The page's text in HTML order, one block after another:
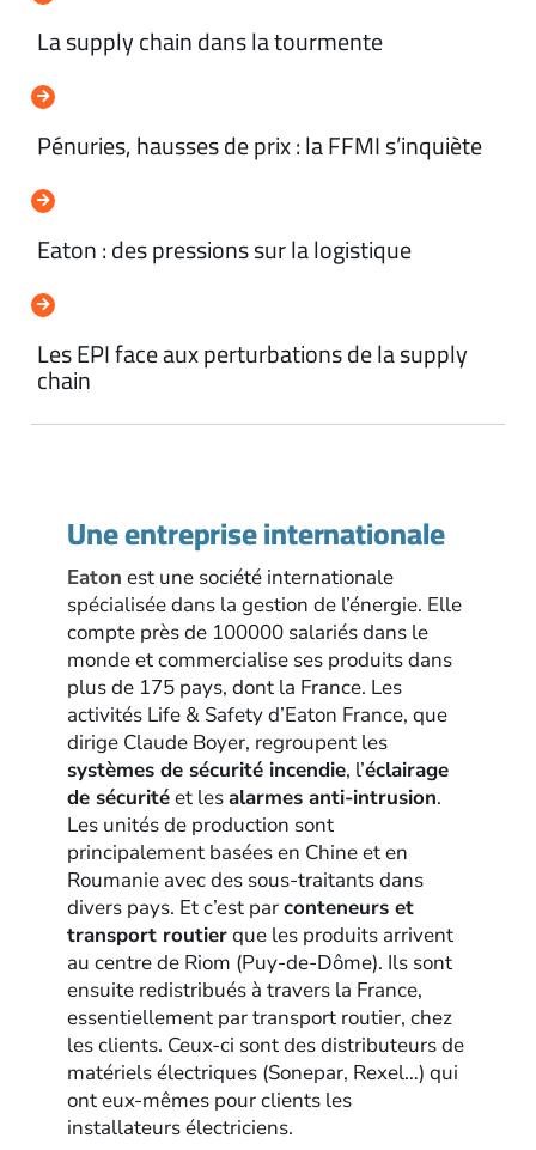
La supply chain dans la tourmente
Pénuries, hausses de prix : la FFMI s’inquiète
Eaton : des pressions sur la logistique
Les EPI face aux perturbations de la supply
chain
Une entreprise internationale
Eaton est une société internationale
spécialisée dans la gestion de l’énergie. Elle
compte près de 100000 salariés dans le
monde et commercialise ses produits dans
plus de 175 pays, dont la France. Les
activités Life & Safety d’Eaton France, que
dirige Claude Boyer, regroupent les
systèmes de sécurité incendie, l’éclairage
de sécuritéet lesalarmes anti-intrusion.
Les unités de production sont
principalement basées en Chine et en
Roumanie avec des sous-traitants dans
divers pays. Et c’est parconteneurs et
transport routierque les produits arrivent
au centre de Riom (Puy-de-Dôme). Ils sont
ensuite redistribués à travers la France,
essentiellement par transport routier, chez
les clients. Ceux-ci sont des distributeurs de
matériels électriques (Sonepar, Rexel…) qui
ont eux-mêmes pour clients les
installateurs électriciens.